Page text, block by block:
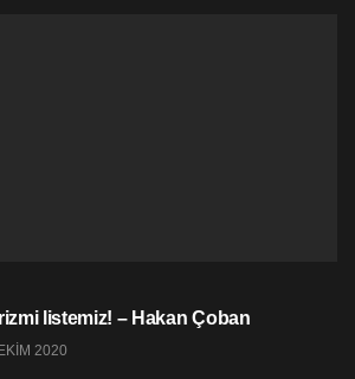
listemiz! – Hakan Çoban
2020